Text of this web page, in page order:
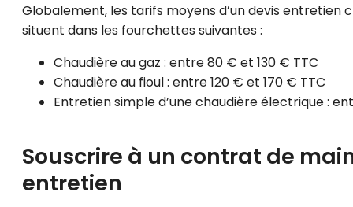
Globalement, les tarifs moyens d’un devis entretien
situent dans les fourchettes suivantes :
Chaudière au gaz : entre 80 € et 130 € TTC
Chaudière au fioul : entre 120 € et 170 € TTC
Entretien simple d’une chaudière électrique :
Souscrire à un contrat de
entretien